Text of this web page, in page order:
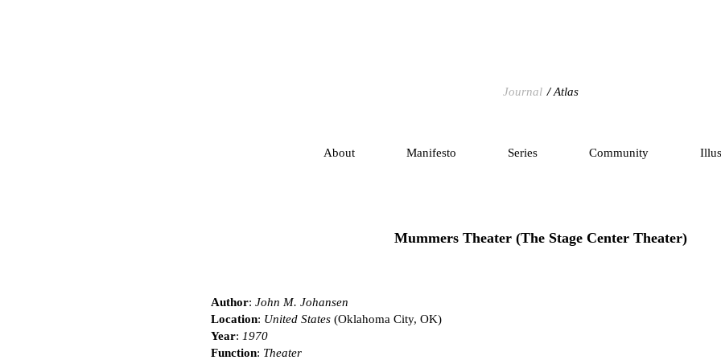
Journal Atlas
About Manifesto Series Community
Mummers Theater (The Stage Center Theater)
Author: John M. Johansen
Location: United States (Oklahoma City, OK)
Year: 1970
Function: Theater